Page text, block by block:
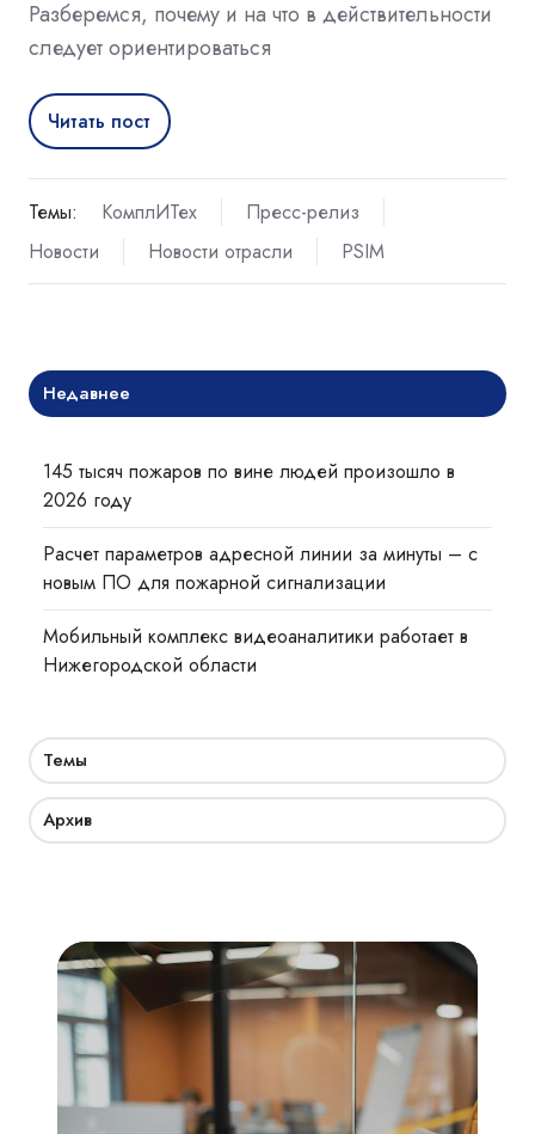
Разберемся, почему и на что в действительности
следует ориентироваться
Читать пост
Темы: КомплИТех
Пресс-релиз
Новости
Новости отрасли PSIM
Недавнее
145 тысяч пожаров по вине людей произошло в
2026 году
Расчет параметров адресной линии за минуты – с
новым ПО для пожарной сигнализации
Мобильный комплекс видеоаналитики работает в
Нижегородской области
Темы
Архив
Академия
СКУД:
мобильный
доступ,
бесконтактная